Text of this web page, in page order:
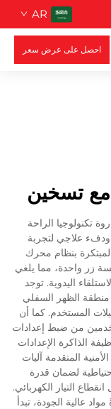
AR
احصل على عرض سعر
مع تسخين
تكنولوجيا الراحة
ودفء علاجي لتجربة
بنظام محرك
زر واحدة، مما يلغي
اليدوية. توجد
الظهر السفلي
المستخدم. كما أن
من ضبط إعدادات
الذاكرة الإعدادات
المتقدمة آليات
لضمان قدرة
التيار الكهربائي.
عالية الجودة، تبدأ